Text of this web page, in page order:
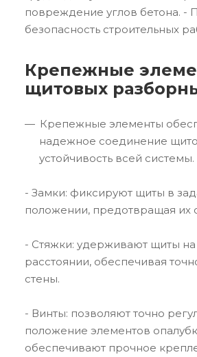
повреждение углов бетона. -
безопасность строительных
Крепежные
щитовых
Крепежные элементы
надежное соединение
устойчивость всей системы.
- Замки: фиксируют щиты в
положении, предотвращая их
- Стяжки: удерживают щиты
расстоянии, обеспечивая
стены.
- Винты: позволяют точно
положение элементов
обеспечивают прочное